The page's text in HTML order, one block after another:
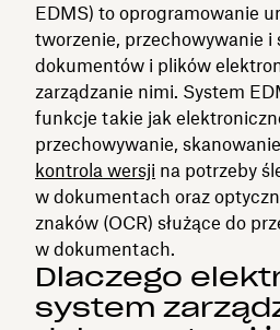
EDMS) to oprogramowanie
tworzenie, przechowywanie i
dokumentów i plików
zarządzanie nimi. System
funkcje takie jak
przechowywanie,
kontrola wersji na potrzeby
w dokumentach oraz
znaków (OCR) służące do
w dokumentach.
Dlaczego
system